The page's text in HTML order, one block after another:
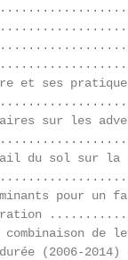
et ses
sur les
du sol sur
pour un
de
(2006-